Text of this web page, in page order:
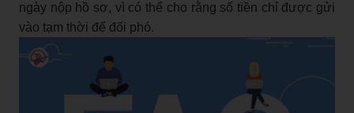
ngày nộp hồ sơ, vì có thể cho rằng số tiền chỉ được gửi
vào tạm thời để đối phó.